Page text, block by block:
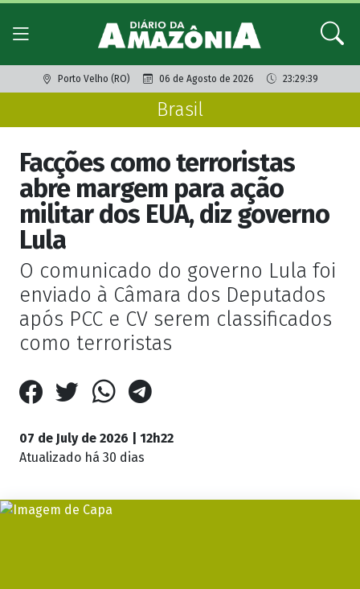
Porto Velho (RO) 06 de Agosto de 2026 23:29:39
Brasil
Facções como terroristas
abre margem para ação
militar dos EUA, diz governo
Lula
O comunicado do governo Lula foi
enviado à Câmara dos Deputados
após PCC e CV serem classificados
como terroristas
07 de July de 2026 | 12h22
Atualizado há 30 dias